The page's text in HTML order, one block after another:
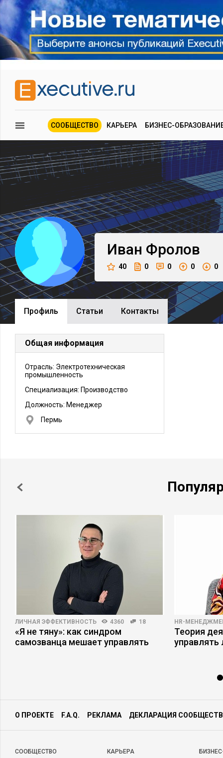
СООБЩЕСТВО КАРЬЕРА БИЗНЕС-
Иван Фролов
40 0 0 0 0
Профиль Cтатьи Контакты
Общая информация
Отрасль: Электротехническая
промышленность
Специализация: Производство
Должность: Менеджер
Пермь
ЛИЧНАЯ ЭФФЕКТИВНОСТЬ 4360 18
«Я не тяну»: как синдром
самозванца мешает управлять
HR-
Теория
О ПРОЕКТЕ F.A.Q. РЕКЛАМА ДЕКЛАРАЦИЯ
CООБЩЕСТВО КАРЬЕРА